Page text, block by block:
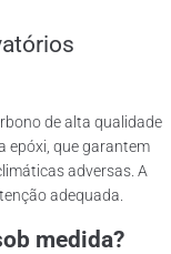
de alta qualidade
epóxi, que garantem
adversas. A
adequada.
medida?